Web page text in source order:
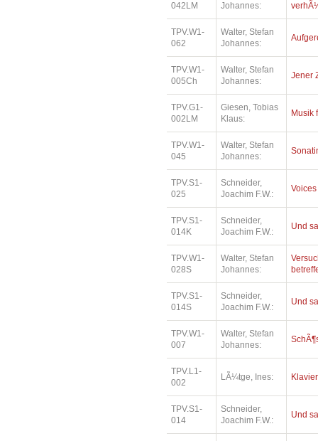
042LM
Johannes:
TPV.W1-
062
Walter, Stefan
Johannes:
TPV.W1-
005Ch
Walter, Stefan
Johannes:
Jener
TPV.G1-
002LM
Giesen, Tobias
Klaus:
Musik
TPV.W1-
045
Walter, Stefan
Johannes:
TPV.S1-
025
Schneider,
Joachim F.W.:
TPV.S1-
014K
Schneider,
Joachim F.W.:
Und
TPV.W1-
028S
Walter, Stefan
Johannes:
TPV.S1-
014S
Schneider,
Joachim F.W.:
Und
TPV.W1-
007
Walter, Stefan
Johannes:
TPV.L1-
002
LÃ¼tge, Ines:
TPV.S1-
014
Schneider,
Joachim F.W.:
Und